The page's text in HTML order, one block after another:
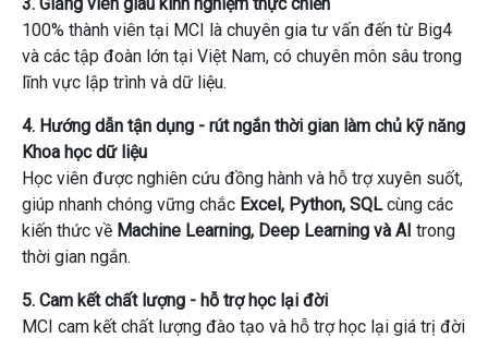
100% thành viên tại MCI là chuyên gia tư vấn đến từ Big4
và các tập đoàn lớn tại Việt Nam, có chuyên môn sâu trong
lĩnh vực lập trình và dữ liệu.
4. Hướng dẫn tận dụng - rút ngắn thời gian làm chủ kỹ năng
Khoa học dữ liệu
Học viên được nghiên cứu đồng hành và hỗ trợ xuyên suốt,
giúp nhanh chóng vững chắc Excel, Python, SQLcùng các
kiến ​​thức về Machine Learning, Deep Learning và AI trong
thời gian ngắn.
5. Cam kết chất lượng - hỗ trợ học lại đời
MCI cam kết chất lượng đào tạo và hỗ trợ học lại giá trị đời